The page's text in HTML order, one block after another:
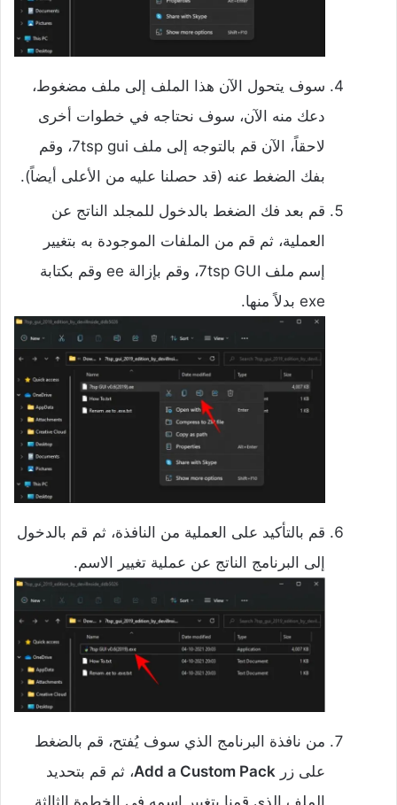
سوف يتحول الآن هذا الملف إلى ملف مضغوط،
دعك منه الآن، سوف نحتاجه في خطوات أخرى
لاحقاً، الآن قم بالتوجه إلى ملف 7tsp gui، وقم
بفك الضغط عنه (قد حصلنا عليه من الأعلى أيضاً).
قم بعد فك الضغط بالدخول للمجلد الناتج عن
العملية، ثم قم من الملفات الموجودة به بتغيير
إسم ملف 7tsp GUI، وقم بإزالة ee وقم بكتابة
exe بدلاً منها.
قم بالتأكيد على العملية من النافذة، ثم قم بالدخول
إلى البرنامج الناتج عن عملية تغيير الاسم.
من نافذة البرنامج الذي سوف يُفتح، قم بالضغط
على زر Add a Custom Pack، ثم قم بتحديد
الملف الذي قمنا بتغيير اسمه في الخطوة الثالثة.